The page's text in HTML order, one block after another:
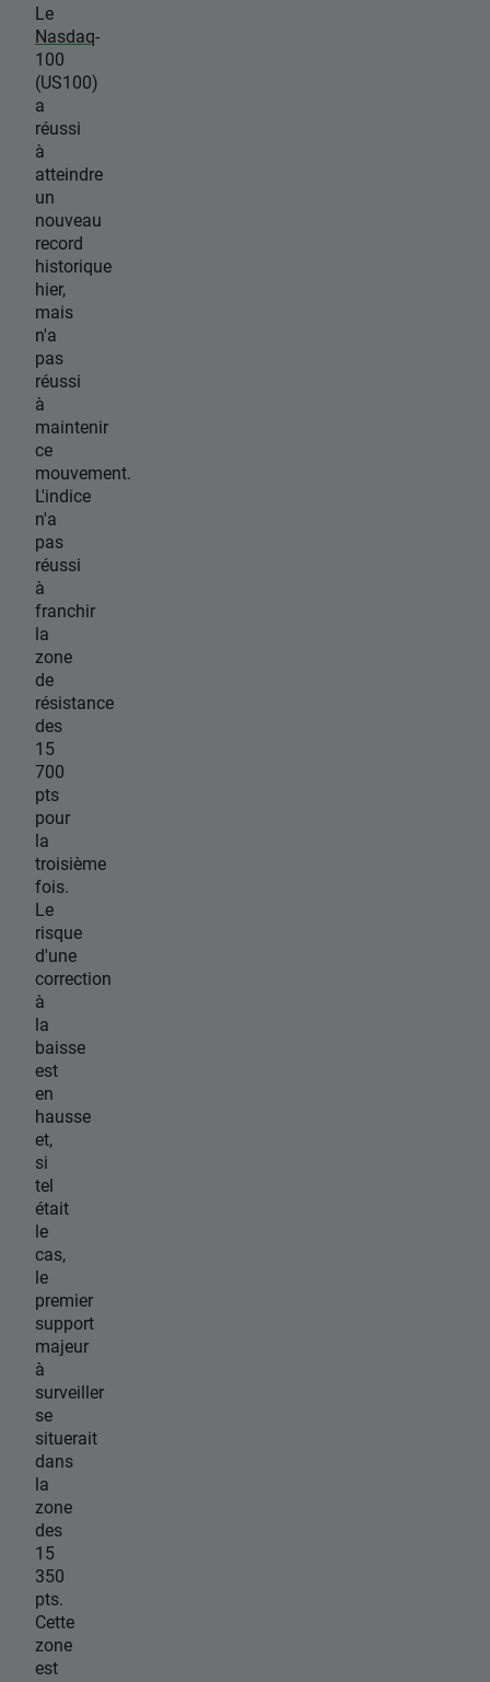
Le
Nasdaq-
100
(US100)
a
réussi
à
atteindre
un
nouveau
record
historique
hier,
mais
n'a
pas
réussi
à
maintenir
ce
mouvement.
L'indice
n'a
pas
réussi
à
franchir
la
zone
de
résistance
des
15
700
pts
pour
la
troisième
fois.
Le
risque
d'une
correction
à
la
baisse
est
en
hausse
et,
si
tel
était
le
cas,
le
premier
support
majeur
à
surveiller
se
situerait
dans
la
zone
des
15
350
pts.
Cette
zone
est